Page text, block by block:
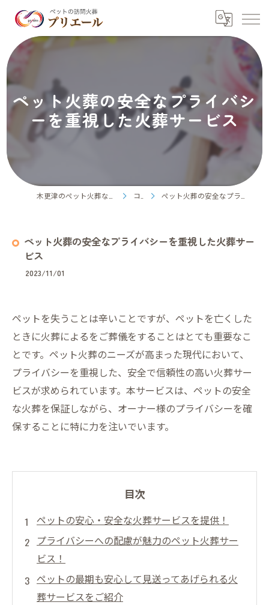
ペット火葬の安全なプライバシ
ーを重視した火葬サービス
コラム ペット火葬の安全なプライバシーを重視した火葬サービス
ペット火葬の安全なプライバシーを重視した火葬サー
ビス
2023/11/01
ペットを失うことは辛いことですが、ペットを亡くした
ときに火葬によるをご葬儀をすることはとても重要なこ
とです。ペット火葬のニーズが高まった現代において、
プライバシーを重視した、安全で信頼性の高い火葬サー
ビスが求められています。本サービスは、ペットの安全
な火葬を保証しながら、オーナー様のプライバシーを確
保することに特に力を注いでいます。
目次
ペットの安心・安全な火葬サービスを提供！
プライバシーへの配慮が魅力のペット火葬サー
ビス！
ペットの最期も安心して見送ってあげられる火
葬サービスをご紹介